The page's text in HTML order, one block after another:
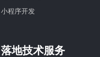
小程序开发
落地技术服务